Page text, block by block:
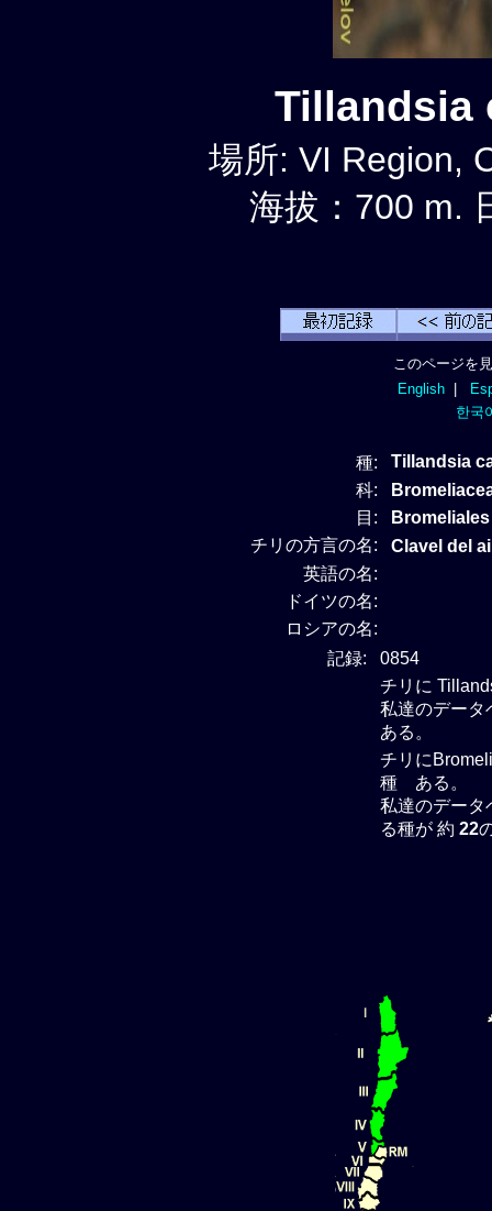
Tillandsia
場所: VI Region,
海拔：700 m.
このページを
English|
한국
種:
Tillandsia
科:
目:
Bromeliales
チリの方言の名:
Clavel del
英語の名:
ドイツの名:
ロシアの名:
記録:
0854
チリに
私達のデータ
ある。
チリに
種 ある。
私達のデータ
る種が 約 22